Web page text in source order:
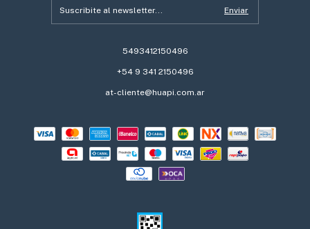
5493412150496
+54 9 341 2150496
at-cliente@huapi.com.ar